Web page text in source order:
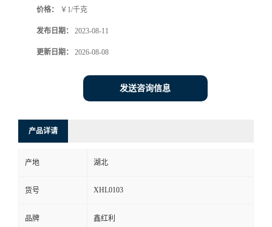
价格： ￥1/千克
发布日期： 2023-08-11
更新日期： 2026-08-08
发送咨询信息
产品详请
产地 湖北
货号 XHL0103
品牌 鑫红利